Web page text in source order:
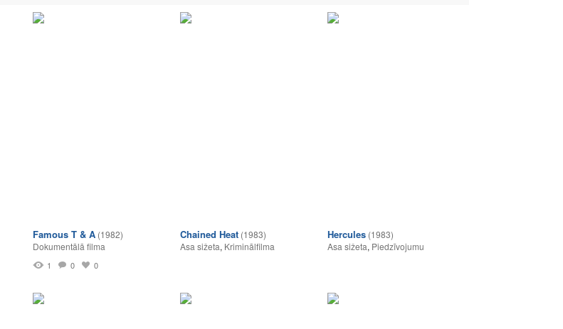
Famous T & A (1982)
Dokumentālā filma
1 0 0
Chained Heat (1983)
Asa sižeta, Kriminālfilma
Hercules (1983)
Asa sižeta, Piedzīvojumu